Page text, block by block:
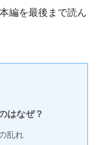
編を最後まで読ん
はなぜ？
乱れ